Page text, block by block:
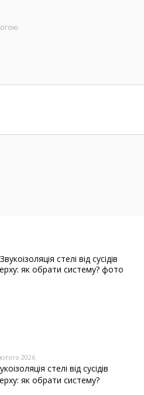
2026
стелі від сусідів
як обрати систему?